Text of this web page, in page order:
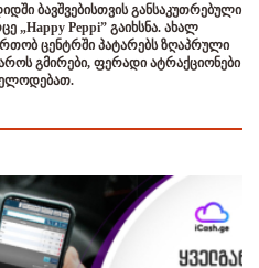
ბავშვებისთვის განსაკუთრებული
„Happy Peppi” გაიხსნა. ახალ
ცენტრში პატარებს ზღაპრული
გმირები, ფერადი ატრაქციონები
ელოდებათ.